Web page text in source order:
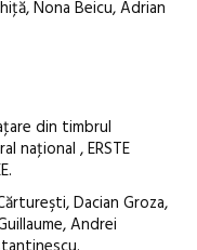
Nona Beicu, Adrian
din timbrul
naţional , ERSTE
Dacian Groza,
Andrei